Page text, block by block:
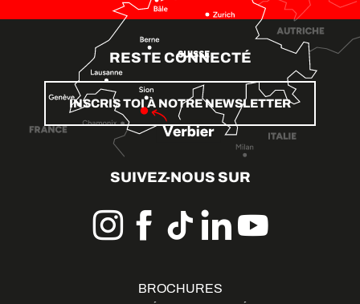
RESTE CONNECTÉ
INSCRIS TOI À NOTRE NEWSLETTER
SUIVEZ-NOUS SUR
BROCHURES